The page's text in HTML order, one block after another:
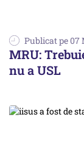
Publicat pe 07
MRU:
nu a USL